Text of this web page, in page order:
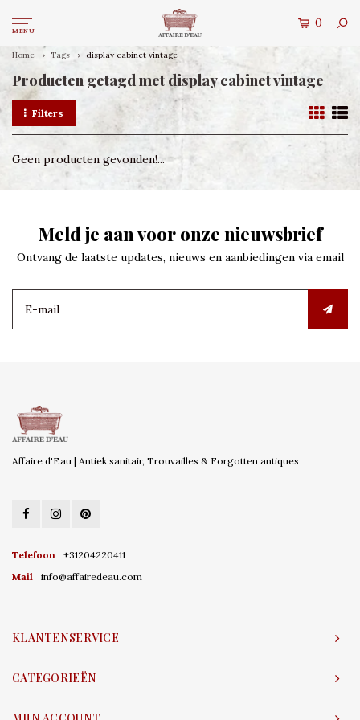
MENU
0
Home Tags display cabinet vintage
Producten getagd met display cabinet vintage
Filters
Geen producten gevonden!...
Meld je aan voor onze nieuwsbrief
Ontvang de laatste updates, nieuws en aanbiedingen via email
Affaire d'Eau | Antiek sanitair, Trouvailles & Forgotten antiques
Telefoon
+31204220411
Mail
info@affairedeau.com
KLANTENSERVICE
CATEGORIEËN